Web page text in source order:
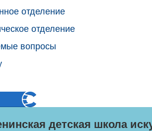
отделение
отделение
вопросы
детская школа